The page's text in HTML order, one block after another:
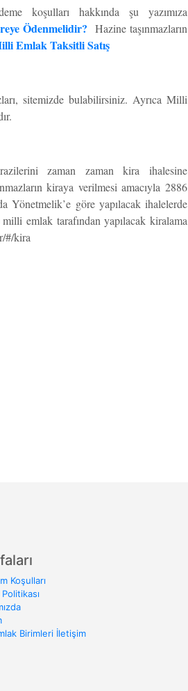
koşulları hakkında şu yazımıza
Ödenmelidir? Hazine taşınmazların
Emlak Taksitli Satış
sitemizde bulabilirsiniz. Ayrıca Milli
zaman zaman kira ihalesine
kiraya verilmesi amacıyla 2886
Yönetmelik’e göre yapılacak ihalelerde
emlak tarafından yapılacak kiralama
#/kira
Koşulları
Birimleri İletişim